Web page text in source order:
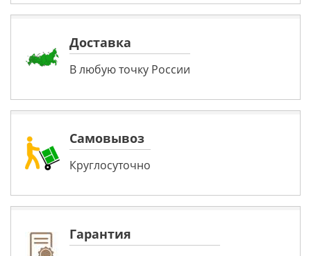
Доставка
В любую точку России
Самовывоз
Круглосуточно
Гарантия